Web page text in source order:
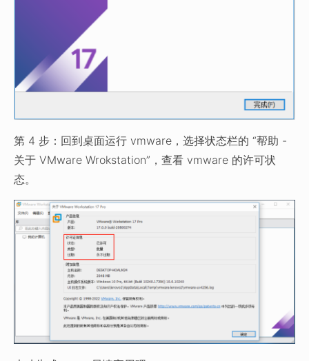
第 4 步：回到桌面运行 vmware，选择状态栏的 “帮助 -
关于 VMware Wrokstation”，查看 vmware 的许可状
态。